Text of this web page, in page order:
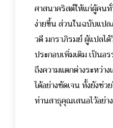
ศาสนาคริสต์ให้แก่ผู้คนทั่
ง่ายขึ้น ส่วนในฉบับแปล
วดี มกราภิรมย์ ผู้แปลไ
ประกอบเพิ่มเติม เป็นอร
ถึงความแตกต่างระหว่
ได้อย่างชัดเจน ทั้งยังช่ว
ท่านสาธุคุณเสนอไว้อย่า